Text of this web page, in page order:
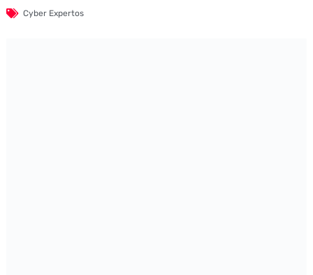
Cyber Expertos